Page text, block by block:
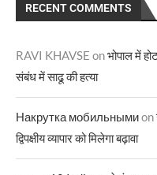
RECENT COMMENTS
RAVI KHAVSE onभोपाल में
संबंध में साढू की हत्या
Накрутка мобильнымиon
द्विपक्षीय व्यापार को मिलेगा बढ़ावा